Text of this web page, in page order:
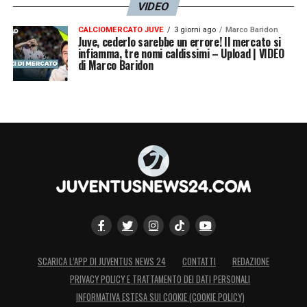
VIDEO
CALCIOMERCATO JUVE 3 giorni ago Marco Baridon
Juve, cederlo sarebbe un errore! Il mercato si
infiamma, tre nomi caldissimi – Upload | VIDEO
di Marco Baridon
SCARICA L’APP DI JUVENTUS NEWS 24 CONTATTI
REDAZIONE
PRIVACY POLICY E TRATTAMENTO DEI DATI PERSONALI
INFORMATIVA ESTESA SUI COOKIE (COOKIE POLICY)